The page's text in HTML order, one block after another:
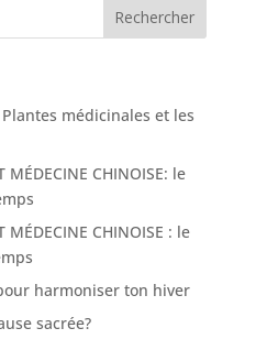
Plantes médicinales et les
MÉDECINE CHINOISE: le
MÉDECINE CHINOISE : le
harmoniser ton hiver
sacrée?